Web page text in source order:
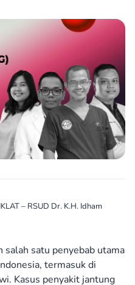
– RSUD Dr. K.H. Idham
salah satu penyebab utama
termasuk di
Kasus penyakit jantung